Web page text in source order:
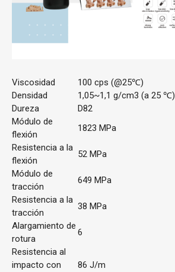
Viscosidad
100 cps (@25℃)
Densidad
1,05~1,1 g/cm3 (a 25 ℃)
Dureza
D82
Módulo de
flexión
1823 MPa
Resistencia a la
flexión
52 MPa
Módulo de
tracción
649 MPa
Resistencia a la
tracción
38 MPa
Alargamiento de
rotura
6
Resistencia al
impacto con
86 J/m